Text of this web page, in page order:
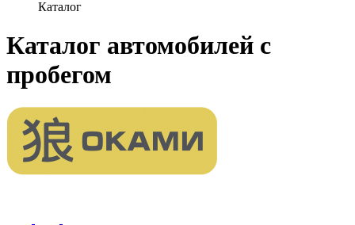
Каталог
Каталог автомобилей с
пробегом